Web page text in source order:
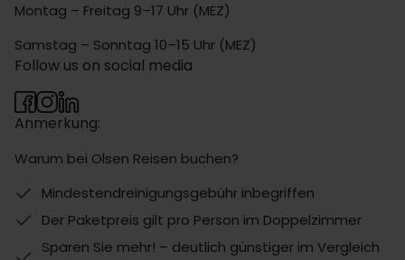
Montag – Freitag 9–17 Uhr (MEZ)
Samstag – Sonntag 10–15 Uhr (MEZ)
Anmerkung:
Warum bei Olsen Reisen buchen?
Mindestendreinigungsgebühr inbegriffen
Der Paketpreis gilt pro Person im Doppelzimmer
Sparen Sie mehr! – deutlich günstiger im Vergleich
Follow us on social media